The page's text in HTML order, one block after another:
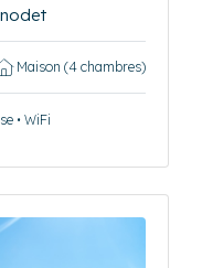
Maison (4 chambres)
• WiFi